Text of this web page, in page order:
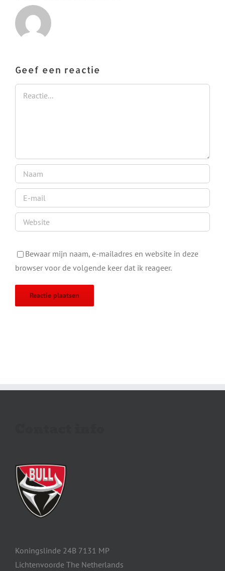
Geef een reactie
Bewaar mijn naam, e-mailadres en website in deze
browser voor de volgende keer dat ik reageer.
Koningslinde 24B 7131 MP
Lichtenvoorde The Netherlands